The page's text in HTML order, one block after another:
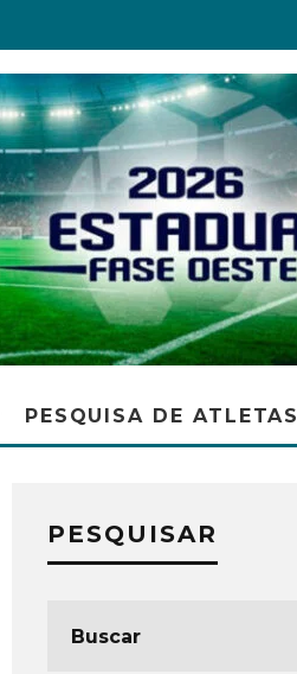
PESQUISA DE ATLETAS
PESQUISAR